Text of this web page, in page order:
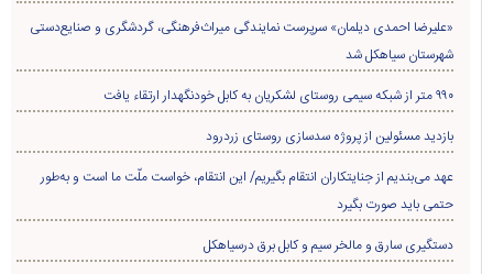
«علیرضا احمدی دیلمان» سرپرست نمایندگی میراث‌فرهنگی، گردشگری و صنایع‌دستی
شهرستان سیاهکل شد
۹۹۰ متر از شبکه سیمی روستای لشکریان به کابل خودنگهدار ارتقاء یافت
بازدید مسئولین از پروژه سدسازی روستای زردرود
عهد می‌بندیم از جنایتکاران انتقام بگیریم/ این انتقام، خواست ملّت ما است و به‌طور
حتمی باید صورت بگیرد
دستگیری سارق و مالخر سیم و کابل برق درسیاهکل